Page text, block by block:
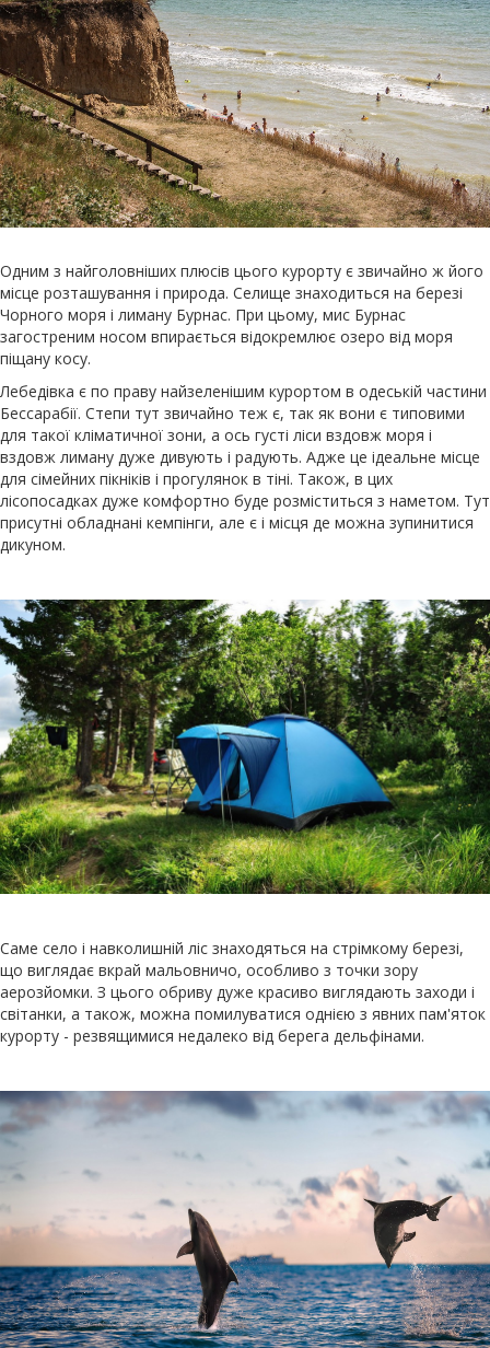
Одним з найголовніших плюсів цього курорту є звичайно ж його
місце розташування і природа. Селище знаходиться на березі
Чорного моря і лиману Бурнас. При цьому, мис Бурнас
загостреним носом впирається відокремлює озеро від моря
піщану косу.
Лебедівка є по праву найзеленішим курортом в одеській частини
Бессарабії. Степи тут звичайно теж є, так як вони є типовими
для такої кліматичної зони, а ось густі ліси вздовж моря і
вздовж лиману дуже дивують і радують. Адже це ідеальне місце
для сімейних пікніків і прогулянок в тіні. Також, в цих
лісопосадках дуже комфортно буде розміститься з наметом. Тут
присутні обладнані кемпінги, але є і місця де можна зупинитися
дикуном.
Саме село і навколишній ліс знаходяться на стрімкому березі,
що виглядає вкрай мальовничо, особливо з точки зору
аерозйомки. З цього обриву дуже красиво виглядають заходи і
світанки, а також, можна помилуватися однією з явних пам'яток
курорту - резвящимися недалеко від берега дельфінами.